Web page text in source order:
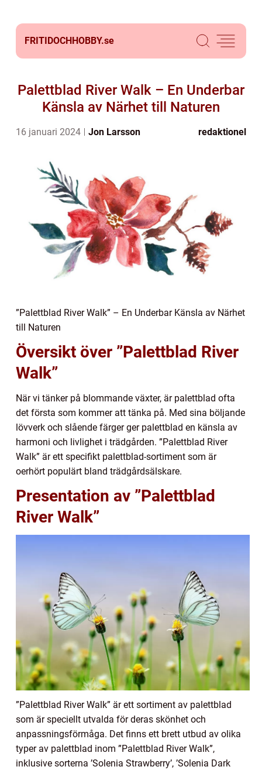
FRITIDOCHHOBBY.se
Palettblad River Walk – En Underbar
Känsla av Närhet till Naturen
16 januari 2024 Jon Larsson redaktionel
”Palettblad River Walk” – En Underbar Känsla av Närhet
till Naturen
Översikt över ”Palettblad River
Walk”
När vi tänker på blommande växter, är palettblad ofta
det första som kommer att tänka på. Med sina böljande
lövverk och slående färger ger palettblad en känsla av
harmoni och livlighet i trädgården. ”Palettblad River
Walk” är ett specifikt palettblad-sortiment som är
oerhört populärt bland trädgårdsälskare.
Presentation av ”Palettblad
River Walk”
”Palettblad River Walk” är ett sortiment av palettblad
som är speciellt utvalda för deras skönhet och
anpassningsförmåga. Det finns ett brett utbud av olika
typer av palettblad inom ”Palettblad River Walk”,
inklusive sorterna ’Solenia Strawberry’, ’Solenia Dark